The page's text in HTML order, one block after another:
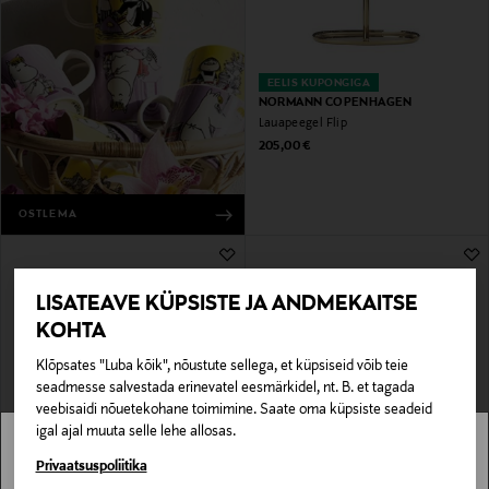
LISATEAVE KÜPSISTE JA ANDMEKAITSE
KOHTA
Klõpsates "Luba kõik", nõustute sellega, et küpsiseid võib teie
seadmesse salvestada erinevatel eesmärkidel, nt. B. et tagada
veebisaidi nõuetekohane toimimine. Saate oma küpsiste seadeid
igal ajal muuta selle lehe allosas.
Privaatsuspoliitika
OSTLEMA
EELIS KUPONGIGA
NORMANN COPENHAGEN
Lauapeegel Flip
Original Price
205,00 €
CASA STOCKMANN
Stockmann pole Sinu riigis saadaval.